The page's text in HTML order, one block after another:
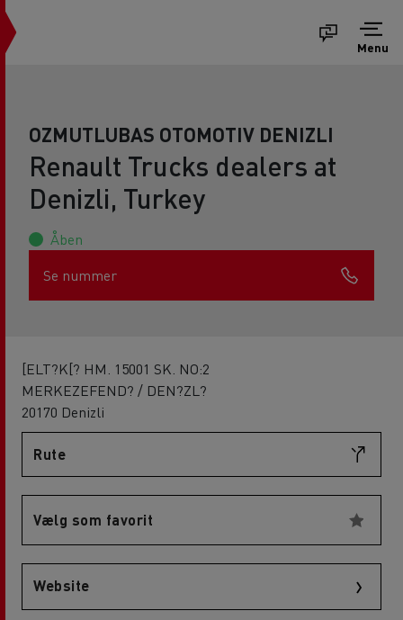
Menu
OZMUTLUBAS OTOMOTIV DENIZLI
Renault Trucks dealers at
Denizli, Turkey
Åben
Se nummer
[ELT?K[? HM. 15001 SK. NO:2
MERKEZEFEND? / DEN?ZL?
20170 Denizli
Rute
Vælg som favorit
Website